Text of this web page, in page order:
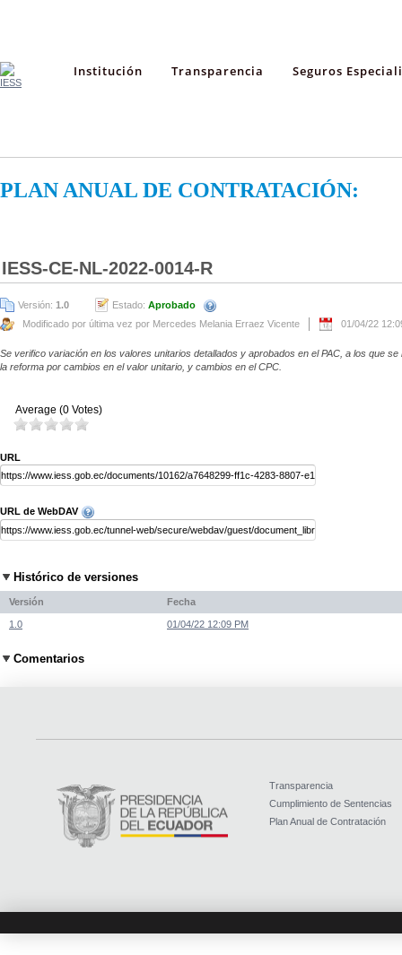
Institución Transparencia Seguros
PLAN ANUAL DE CONTRATACIÓN:
IESS-CE-NL-2022-0014-R
Versión: 1.0 Estado: Aprobado
Modificado por última vez por Mercedes Melania Erraez Vicente
01/04/22
Se verifico variación en los valores unitarios detallados y aprobados en el PAC, a los que
la reforma por cambios en el valor unitario, y cambios en el CPC.
Average (0 Votes)
URL
URL de WebDAV
Histórico de versiones
Versión Fecha
1.0 01/04/22 12:09 PM
Comentarios
Transparencia
Cumplimiento de Sentencias
Plan Anual de Contratación